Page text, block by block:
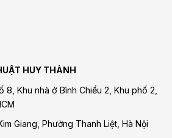
HUY THÀNH
8, Khu nhà ở Bình Chiểu 2, Khu phố 2,
Giang, Phường Thanh Liệt, Hà Nội